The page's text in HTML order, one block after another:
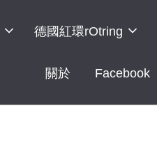
德國紅環rOtring
關於 Facebook